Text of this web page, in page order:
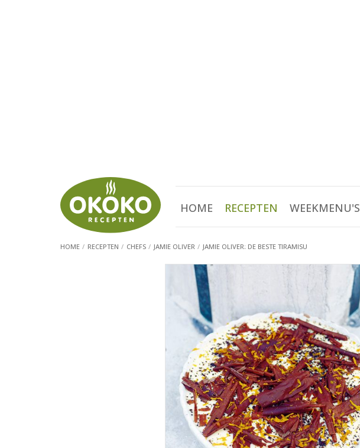
HOME RECEPTEN WEEKMENU'S
HOME RECEPTEN CHEFS JAMIE OLIVER JAMIE OLIVER: DE BESTE TIRAMISU